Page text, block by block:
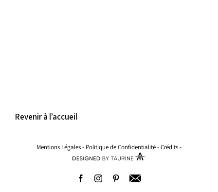
Revenir à l’accueil
Mentions Légales- Politique de Confidentialité-Crédits-
FacebookInstagramPinterest
Adresse